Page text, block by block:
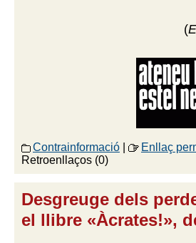
(
Contrainformació Enllaç
Retroenllaços (0)
Desgreuge dels
el llibre «Àcrates!»,